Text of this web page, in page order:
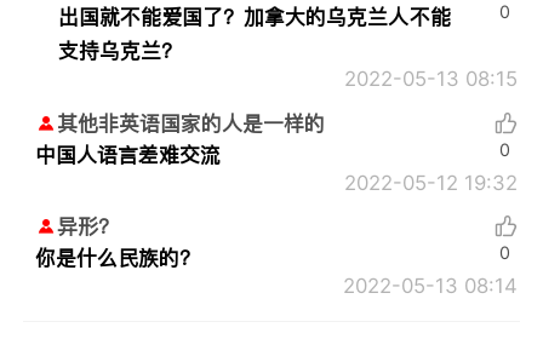
出国就不能爱国了？加拿大的乌克兰人不能
支持乌克兰？
2022-05-13 08:15
0
其他非英语国家的人是一样的
中国人语言差难交流
2022-05-12 19:32
0
异形？
你是什么民族的？
2022-05-13 08:14
0